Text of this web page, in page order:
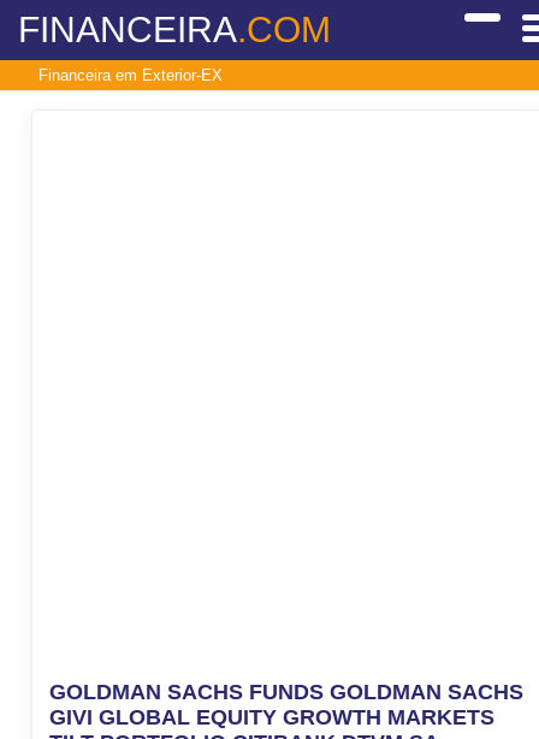
FINANCEIRA.COM
Financeira em Exterior-EX
GOLDMAN SACHS FUNDS GOLDMAN SACHS
GIVI GLOBAL EQUITY GROWTH MARKETS